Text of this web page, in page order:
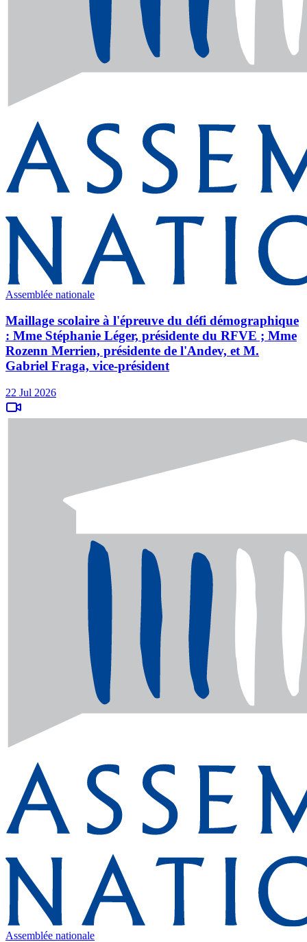
Assemblée nationale
Maillage scolaire à l'épreuve du défi démographique
: Mme Stéphanie Léger, présidente du RFVE ; Mme
Rozenn Merrien, présidente de l'Andev, et M.
Gabriel Fraga, vice-président
22 Jul 2026
Assemblée nationale